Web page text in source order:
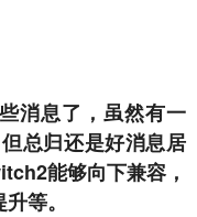
消息了，虽然有一
总归还是好消息居
能够向下兼容，
等。